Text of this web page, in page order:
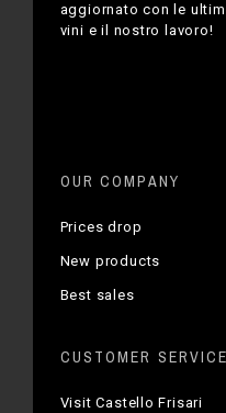
aggiornato con le
vini e il nostro lavoro!
OUR COMPANY
Prices drop
New products
Best sales
CUSTOMER SERVICE
Visit Castello Frisari